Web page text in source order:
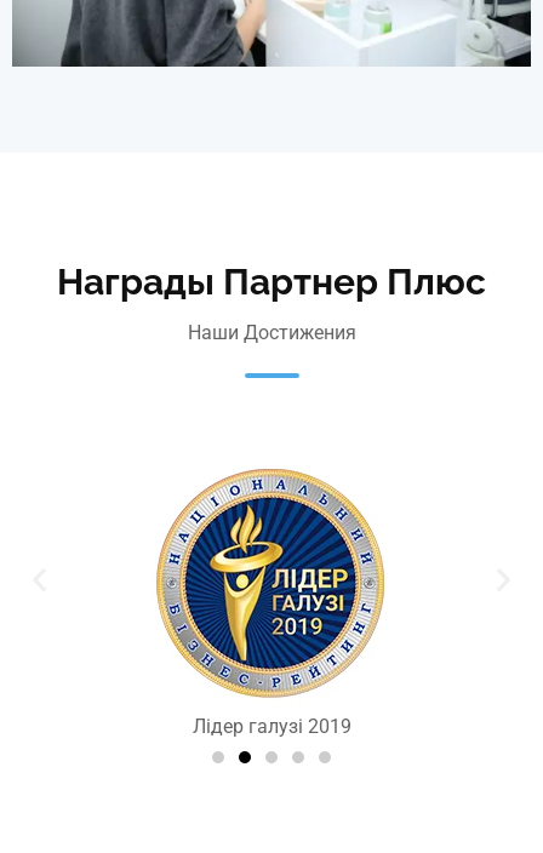
Награды Партнер Плюс
Наши Достижения
Лідер галузі 2019